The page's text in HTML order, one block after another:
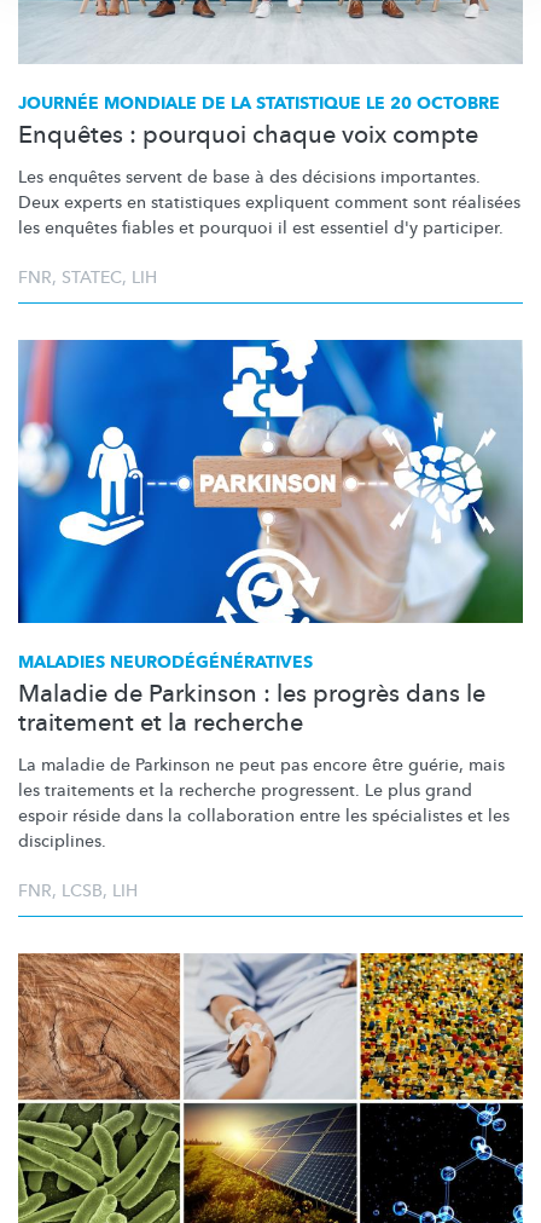
JOURNÉE MONDIALE DE LA STATISTIQUE LE 20 OCTOBRE
Enquêtes : pourquoi chaque voix compte
Les enquêtes servent de base à des décisions importantes.
Deux experts en statistiques expliquent comment sont réalisées
les enquêtes fiables et pourquoi il est essentiel d'y participer.
FNR, STATEC, LIH
MALADIES NEURODÉGÉNÉRATIVES
Maladie de Parkinson : les progrès dans le
traitement et la recherche
La maladie de Parkinson ne peut pas encore être guérie, mais
les traitements et la recherche progressent. Le plus grand
espoir réside dans la collaboration entre les spécialistes et les
disciplines.
FNR, LCSB, LIH